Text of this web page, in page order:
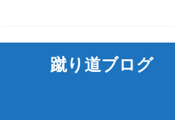
蹴り道ブログ